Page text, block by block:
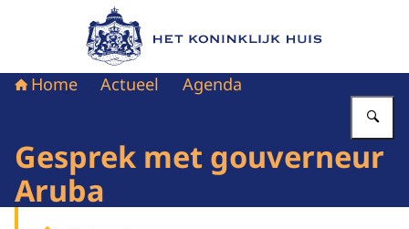
Naar de homepage van Het Koninklijk Huis
Home Actueel Agenda
Gesprek met gouverneur
Aruba